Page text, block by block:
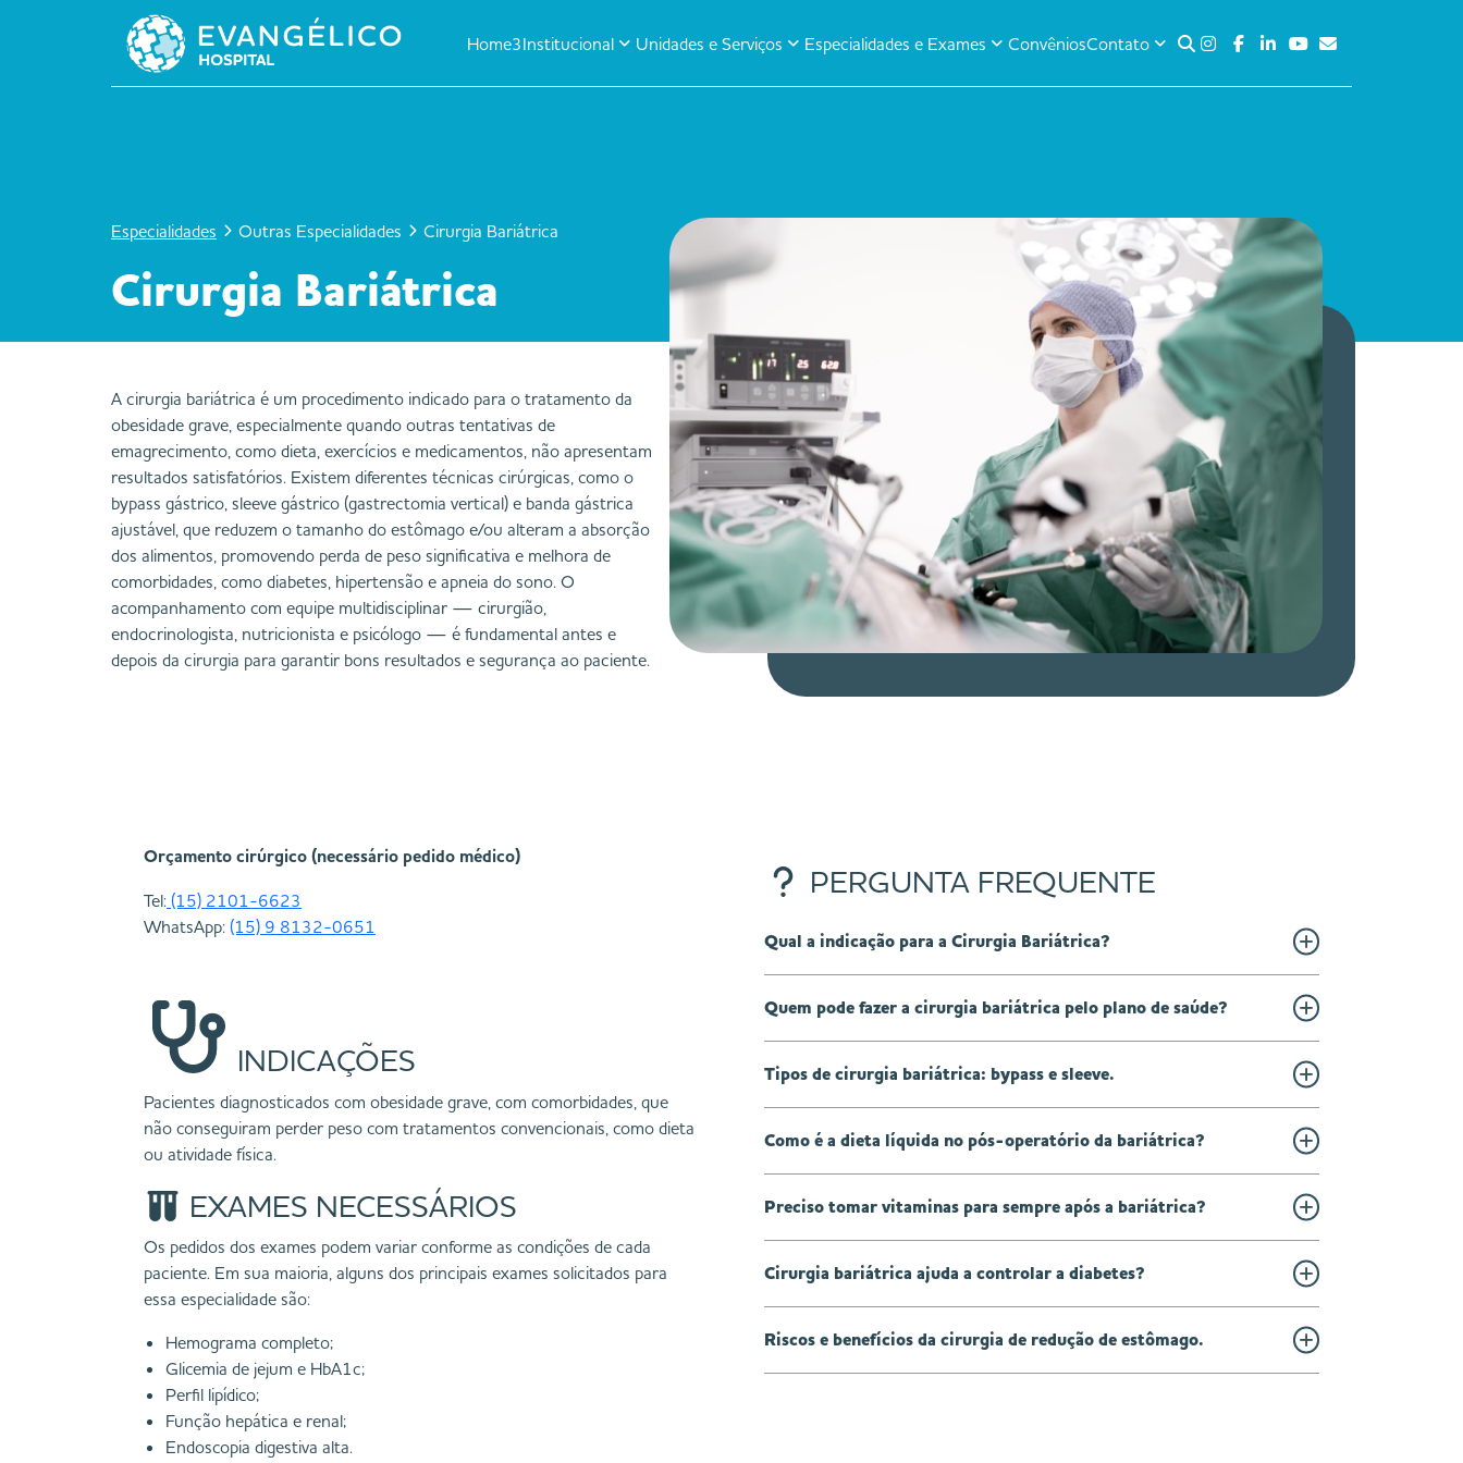
Home3Institucional Unidades e Serviços Especialidades e Exames ConvêniosContato
Especialidades Outras Especialidades Cirurgia Bariátrica
Cirurgia Bariátrica
A cirurgia bariátrica é um procedimento indicado para o tratamento da
obesidade grave, especialmente quando outras tentativas de
emagrecimento, como dieta, exercícios e medicamentos, não apresentam
resultados satisfatórios. Existem diferentes técnicas cirúrgicas, como o
bypass gástrico, sleeve gástrico (gastrectomia vertical) e banda gástrica
ajustável, que reduzem o tamanho do estômago e/ou alteram a absorção
dos alimentos, promovendo perda de peso significativa e melhora de
comorbidades, como diabetes, hipertensão e apneia do sono. O
acompanhamento com equipe multidisciplinar — cirurgião,
endocrinologista, nutricionista e psicólogo — é fundamental antes e
depois da cirurgia para garantir bons resultados e segurança ao paciente.
Orçamento cirúrgico (necessário pedido médico)
Tel: (15) 2101-6623
WhatsApp: (15) 9 8132-0651
INDICAÇÕES
Pacientes diagnosticados com obesidade grave, com comorbidades, que
não conseguiram perder peso com tratamentos convencionais, como dieta
ou atividade física.
EXAMES NECESSÁRIOS
Os pedidos dos exames podem variar conforme as condições de cada
paciente. Em sua maioria, alguns dos principais exames solicitados para
essa especialidade são:
Hemograma completo;
Glicemia de jejum e HbA1c;
Perfil lipídico;
Função hepática e renal;
Endoscopia digestiva alta.
PERGUNTA FREQUENTE
Qual a indicação para a Cirurgia Bariátrica?
Quem pode fazer a cirurgia bariátrica pelo plano de saúde?
Tipos de cirurgia bariátrica: bypass e sleeve.
Como é a dieta líquida no pós-operatório da bariátrica?
Preciso tomar vitaminas para sempre após a bariátrica?
Cirurgia bariátrica ajuda a controlar a diabetes?
Riscos e benefícios da cirurgia de redução de estômago.